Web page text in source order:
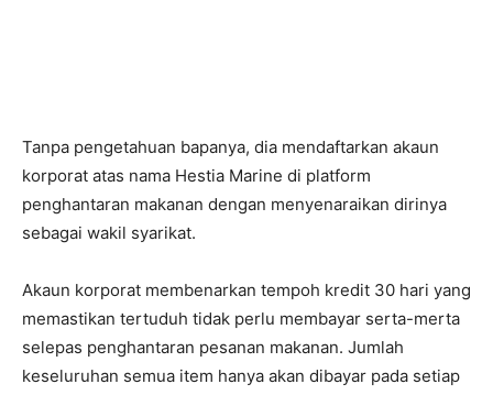
Tanpa pengetahuan bapanya, dia mendaftarkan akaun
korporat atas nama Hestia Marine di platform
penghantaran makanan dengan menyenaraikan dirinya
sebagai wakil syarikat.
Akaun korporat membenarkan tempoh kredit 30 hari yang
memastikan tertuduh tidak perlu membayar serta-merta
selepas penghantaran pesanan makanan. Jumlah
keseluruhan semua item hanya akan dibayar pada setiap